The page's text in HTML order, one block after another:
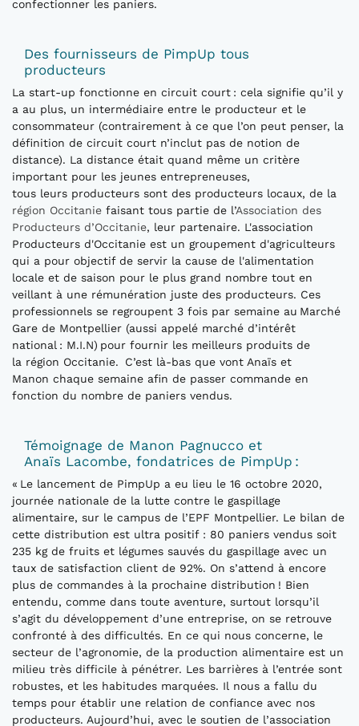
confectionner les paniers.
Des fournisseurs de PimpUp tous
producteurs
La start-up fonctionne en circuit court : cela signifie qu’il y
a au plus, un intermédiaire entre le producteur et le
consommateur (contrairement à ce que l’on peut penser, la
définition de circuit court n’inclut pas de notion de
distance). La distance était quand même un critère
important pour les jeunes entrepreneuses,
tous leurs producteurs sont des producteurs locaux, de la
région Occitanie faisant tous partie de l’Association des
Producteurs d’Occitanie, leur partenaire. L'association
Producteurs d'Occitanie est un groupement d'agriculteurs
qui a pour objectif de servir la cause de l'alimentation
locale et de saison pour le plus grand nombre tout en
veillant à une rémunération juste des producteurs. Ces
professionnels se regroupent 3 fois par semaine au Marché
Gare de Montpellier (aussi appelé marché d’intérêt
national : M.I.N) pour fournir les meilleurs produits de
la région Occitanie. C’est là-bas que vont Anaïs et
Manon chaque semaine afin de passer commande en
fonction du nombre de paniers vendus.
Témoignage de Manon Pagnucco et
Anaïs Lacombe, fondatrices de PimpUp :
« Le lancement de PimpUp a eu lieu le 16 octobre 2020,
journée nationale de la lutte contre le gaspillage
alimentaire, sur le campus de l’EPF Montpellier. Le bilan de
cette distribution est ultra positif : 80 paniers vendus soit
235 kg de fruits et légumes sauvés du gaspillage avec un
taux de satisfaction client de 92%. On s’attend à encore
plus de commandes à la prochaine distribution ! Bien
entendu, comme dans toute aventure, surtout lorsqu’il
s’agit du développement d’une entreprise, on se retrouve
confronté à des difficultés. En ce qui nous concerne, le
secteur de l’agronomie, de la production alimentaire est un
milieu très difficile à pénétrer. Les barrières à l’entrée sont
robustes, et les habitudes marquées. Il nous a fallu du
temps pour établir une relation de confiance avec nos
producteurs. Aujourd’hui, avec le soutien de l’association